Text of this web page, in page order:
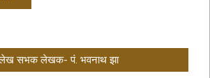
सभक लेखक- पं. भवनाथ झा